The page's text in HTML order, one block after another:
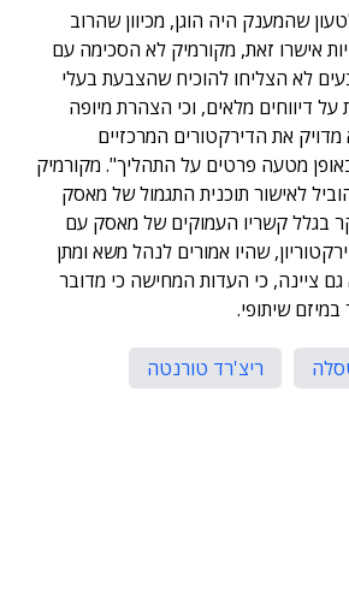
שהמענק היה הוגן, מכיוון שהרוב
אישרו זאת, מקורמיק לא הסכימה עם
לא הצליחו להוכיח שהצבעת בעלי
דיווחים מלאים, וכי הצהרת מיופה
את הדירקטורים המרכזיים
מטעה פרטים על התהליך". מקורמיק
לאישור תוכנית התגמול של מאסק
בגלל קשריו העמוקים של מאסק עם
שהיו אמורים לנהל משא ומתן
ציינה, כי העדות המחישה כי מדובר
שיתופי.
ריצ'רד טורנטה